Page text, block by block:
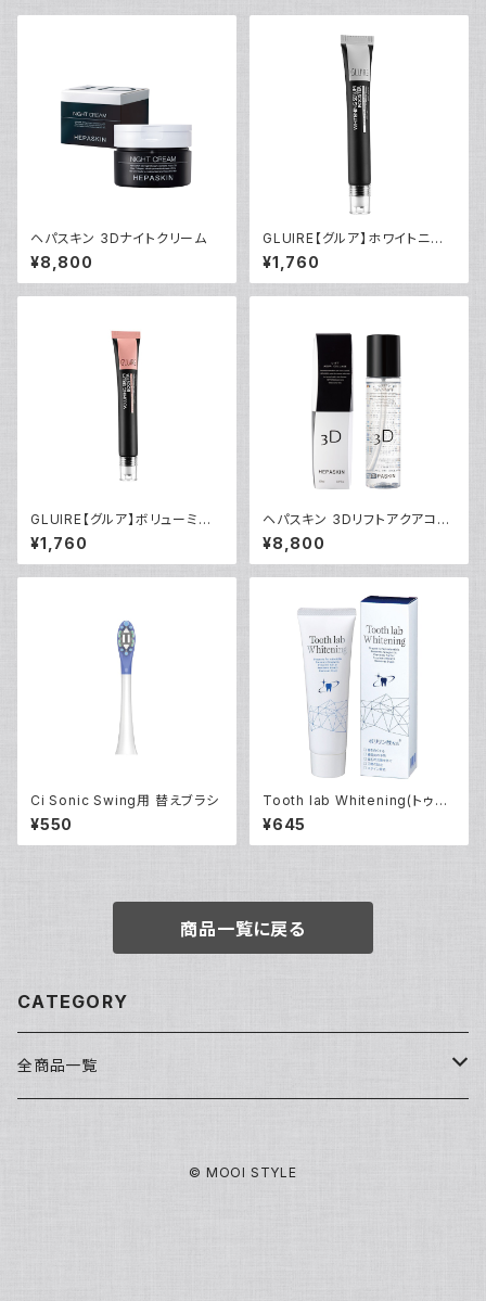
ヘパスキン 3Dナイトクリーム
¥8,800
GLUIRE【グルア】ホワイトニン
グセラムブースター 20ml 韓国
コスメ 美容液 美白ケア ホワイ
トニング トーンアップ スポットケ
¥1,760
GLUIRE【グルア】ボリューミン
グセラムブースター 20ml 韓国
コスメ 美容液 毛穴縮小 スポッ
トケア
¥1,760
ヘパスキン 3Dリフトアクアコラ
ージュ
¥8,800
Ci Sonic Swing用 替えブラシ
¥550
Tooth lab Whitening(トゥー
スラボ ホワイトニング)
¥645
商品一覧に戻る
CATEGORY
全商品一覧
© MOOI STYLE